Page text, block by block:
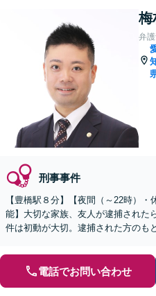
梅
弁
刑事事件
【豊橋駅８分】【夜間（～22時）
能】大切な家族、友人が逮捕された
件は初動が大切。逮捕された方のも
電話でお問い合わせ